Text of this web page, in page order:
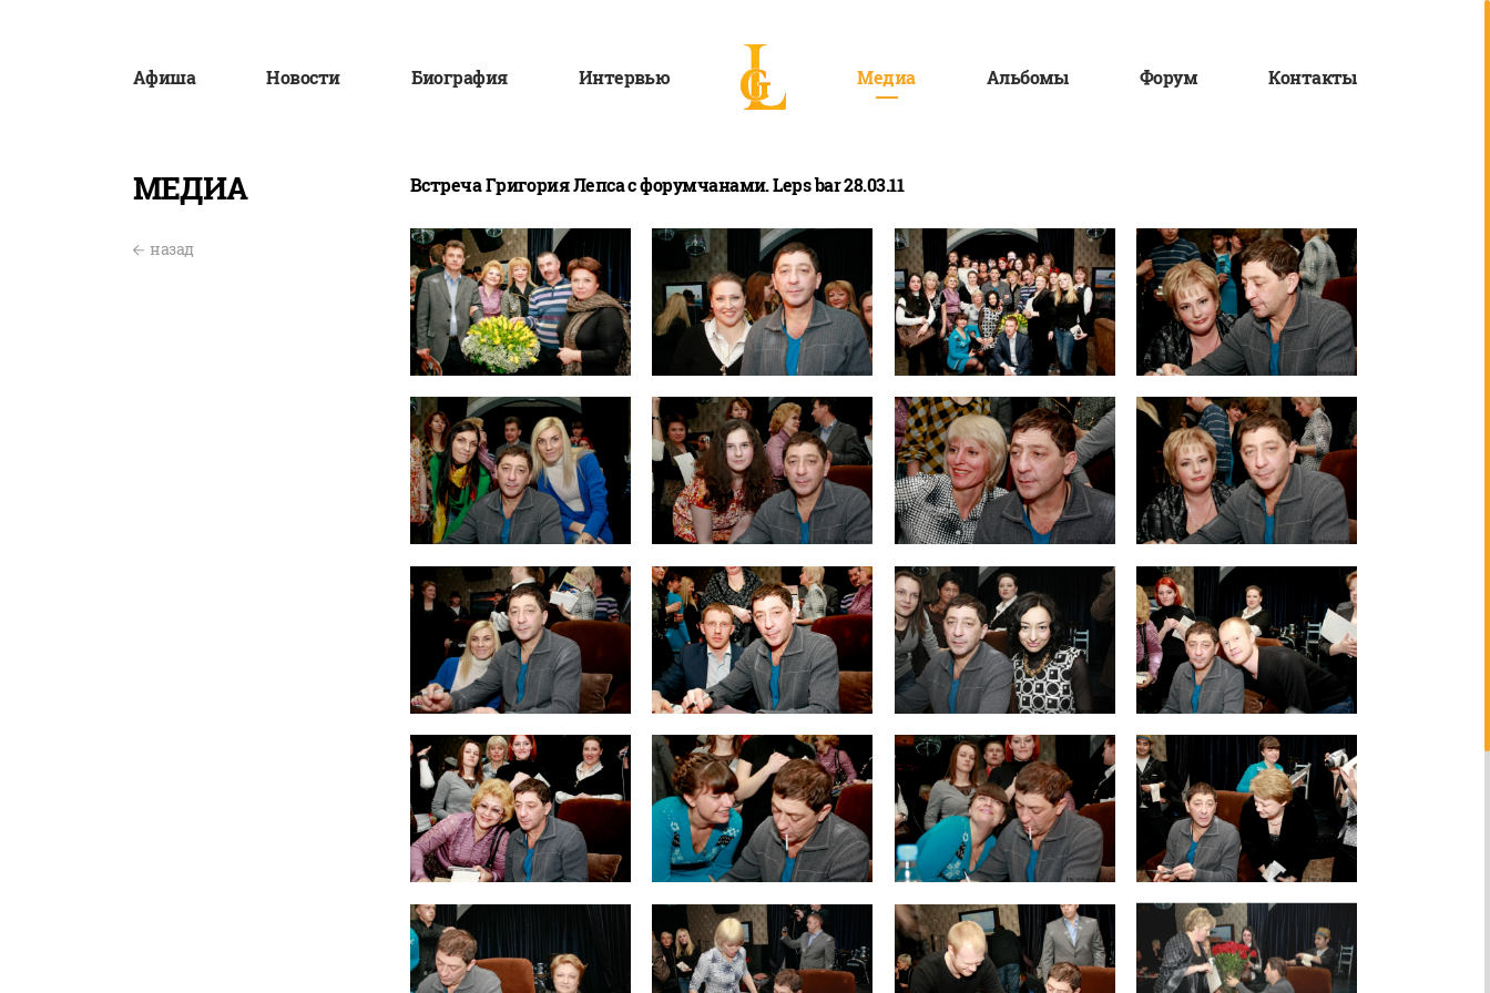
Афиша Новости Биография Интервью Медиа Альбомы Форум Контакты
МЕДИА
назад
Встреча Григория Лепса с форумчанами. Leps bar 28.03.11